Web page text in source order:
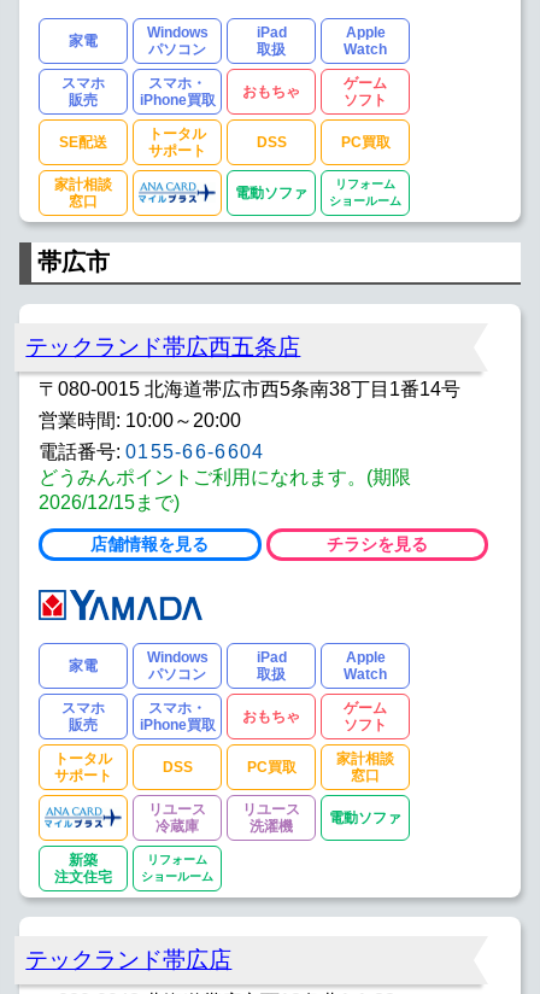
家電
Windows
パソコン
iPad
取扱
Apple
Watch
スマホ
販売
スマホ・
iPhone買取
おもちゃ
ゲーム
ソフト
SE配送
トータル
サポート
DSS PC買取
家計相談
窓口
電動ソファ
リフォーム
ショールーム
帯広市
テックランド帯広西五条店
〒080-0015 北海道帯広市西5条南38丁目1番14号
営業時間: 10:00～20:00
電話番号: 0155-66-6604
どうみんポイントご利用になれます。(期限
2026/12/15まで)
店舗情報を見る チラシを見る
家電
Windows
パソコン
iPad
取扱
Apple
Watch
スマホ
販売
スマホ・
iPhone買取
おもちゃ
ゲーム
ソフト
トータル
サポート
DSS PC買取
家計相談
窓口
リユース
冷蔵庫
リユース
洗濯機
電動ソファ
新築
注文住宅
リフォーム
ショールーム
テックランド帯広店